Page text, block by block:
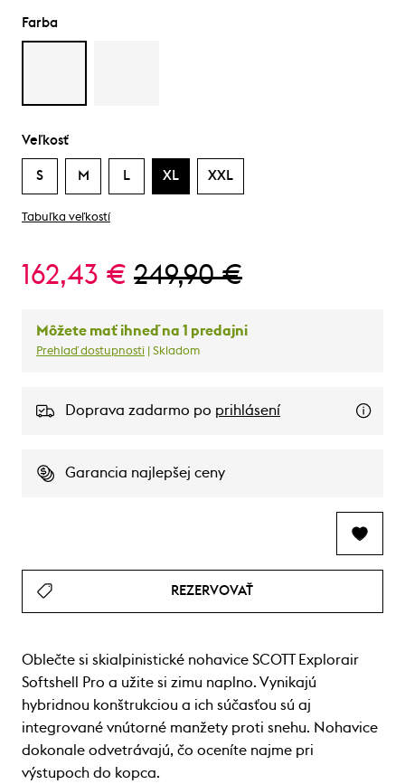
Farba
Veľkosť
S M L XL XXL
Tabuľka veľkostí
162,43 € 249,90 €
Môžete mať ihneď na 1 predajni
Prehlaď dostupnosti | Skladom
Doprava zadarmo po prihlásení
Garancia najlepšej ceny
REZERVOVAŤ
Oblečte si skialpinistické nohavice SCOTT Explorair
Softshell Pro a užite si zimu naplno. Vynikajú
hybridnou konštrukciou a ich súčasťou sú aj
integrované vnútorné manžety proti snehu. Nohavice
dokonale odvetrávajú, čo oceníte najme pri
výstupoch do kopca.